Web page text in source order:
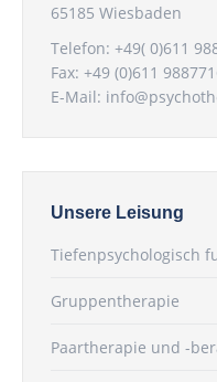
65185 Wiesbaden
Telefon: +49( 0)611
Fax: +49 (0)611
E-Mail:
Unsere Leisung
Tiefenpsychologisch
Gruppentherapie
Paartherapie und -